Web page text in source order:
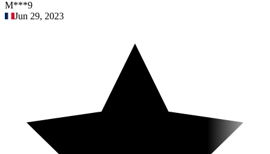
M***9
Jun 29, 2023